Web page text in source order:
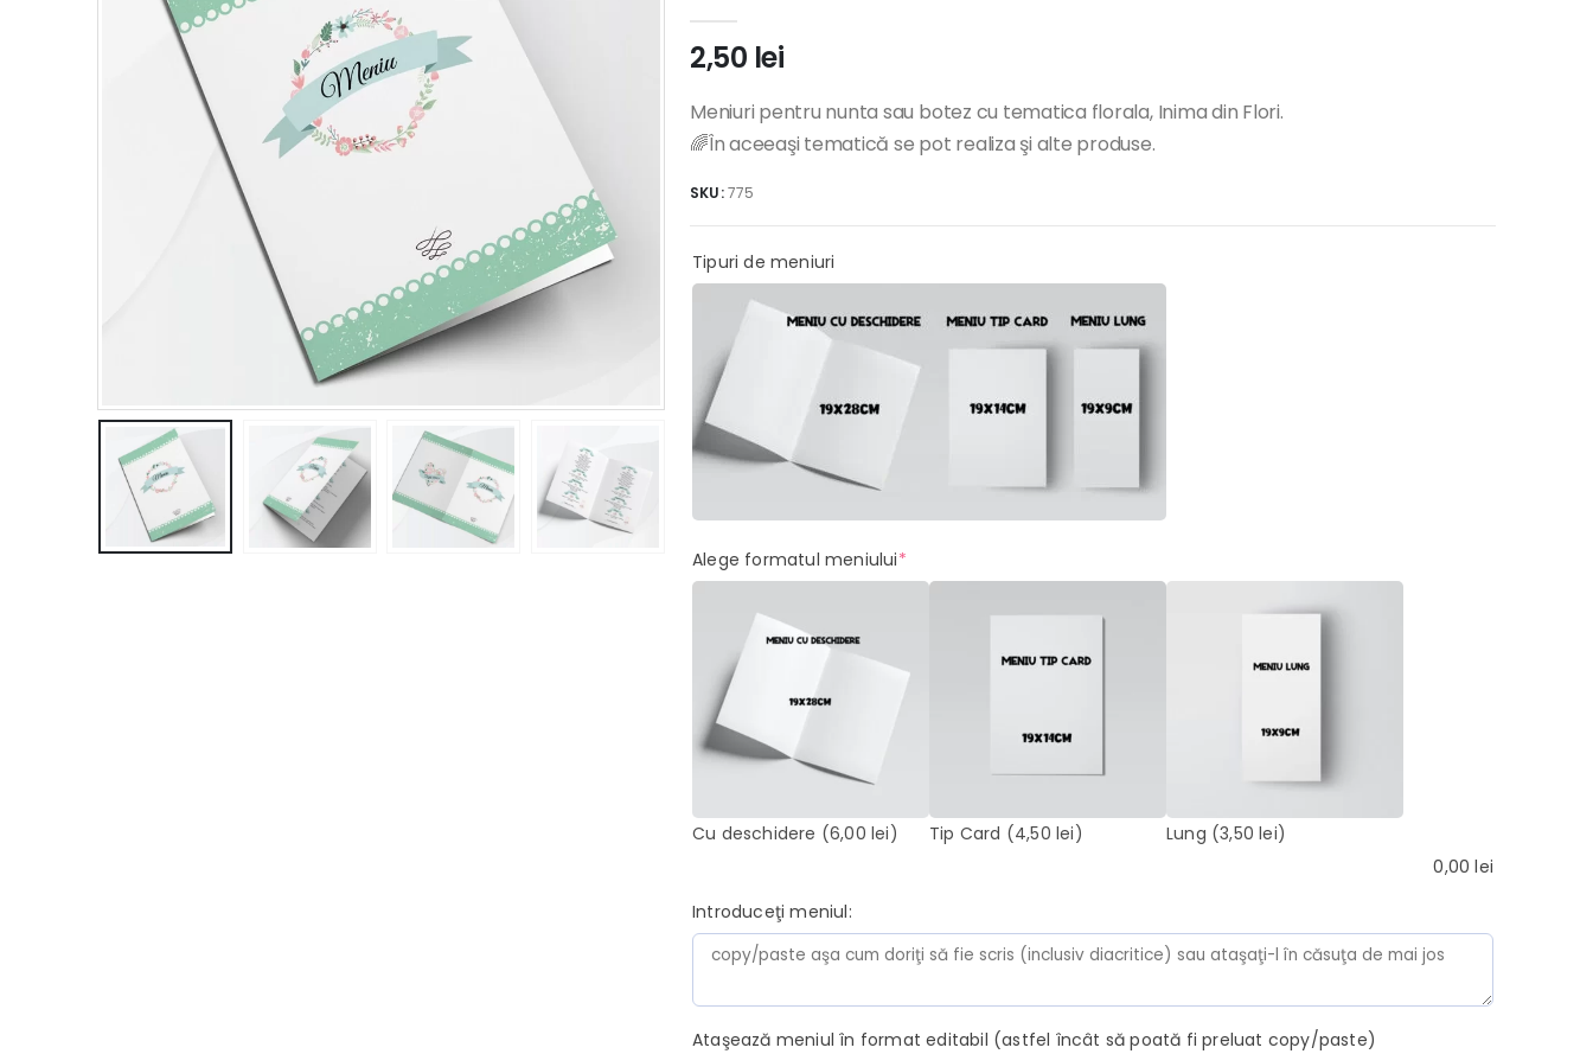
2,50 lei
Meniuri pentru nunta sau botez cu tematica florala, Inima din Flori.
🌈În aceeaşi tematică se pot realiza şi alte produse.
SKU:775
Tipuri de meniuri
Alege formatul meniului*(required)
Cu deschidere (6,00 lei) Tip Card (4,50 lei) Lung (3,50 lei)
0,00lei
Introduceţi meniul:
Ataşează meniul în format editabil (astfel încât să poată fi preluat copy/paste)